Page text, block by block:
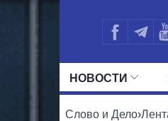
НОВОСТИ
Слово и Дело›